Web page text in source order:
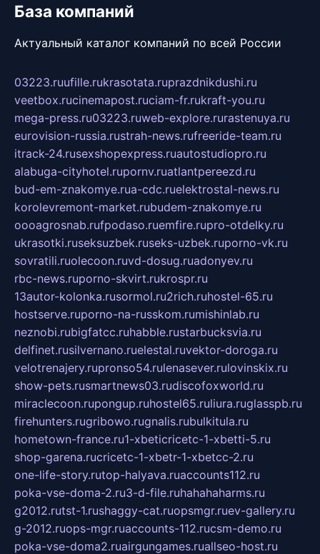
База компаний
Актуальный каталог компаний по всей России
03223.ruufille.rukrasotata.ruprazdnikdushi.ru
veetbox.rucinemapost.ruciam-fr.rukraft-you.ru
mega-press.ru03223.ruweb-explore.rurastenuya.ru
eurovision-russia.rustrah-news.rufreeride-team.ru
itrack-24.rusexshopexpress.ruautostudiopro.ru
alabuga-cityhotel.rupornv.ruatlantpereezd.ru
bud-em-znakomye.rua-cdc.ruelektrostal-news.ru
korolevremont-market.rubudem-znakomye.ru
oooagrosnab.rufpodaso.ruemfire.rupro-otdelky.ru
ukrasotki.ruseksuzbek.ruseks-uzbek.ruporno-vk.ru
sovratili.ruolecoon.ruvd-dosug.ruadonyev.ru
rbc-news.ruporno-skvirt.rukrospr.ru
13autor-kolonka.rusormol.ru2rich.ruhostel-65.ru
hostserve.ruporno-na-russkom.rumishinlab.ru
neznobi.rubigfatcc.ruhabble.rustarbucksvia.ru
delfinet.rusilvernano.ruelestal.ruvektor-doroga.ru
velotrenajery.rupronso54.rulenasever.rulovinskix.ru
show-pets.rusmartnews03.rudiscofoxworld.ru
miraclecoon.rupongup.ruhostel65.ruliura.ruglasspb.ru
firehunters.rugribowo.rugnalis.rubulkitula.ru
hometown-france.ru1-xbeticricetc-1-xbetti-5.ru
shop-garena.rucricetc-1-xbetr-1-xbetcc-2.ru
one-life-story.rutop-halyava.ruaccounts112.ru
poka-vse-doma-2.ru3-d-file.ruhahahaharms.ru
g2012.rutst-1.rushaggy-cat.ruopsmgr.ruev-gallery.ru
g-2012.ruops-mgr.ruaccounts-112.rucsm-demo.ru
poka-vse-doma2.ruairgungames.ruallseo-host.ru